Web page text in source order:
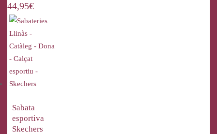
44,95€
Sabata
esportiva
Skechers